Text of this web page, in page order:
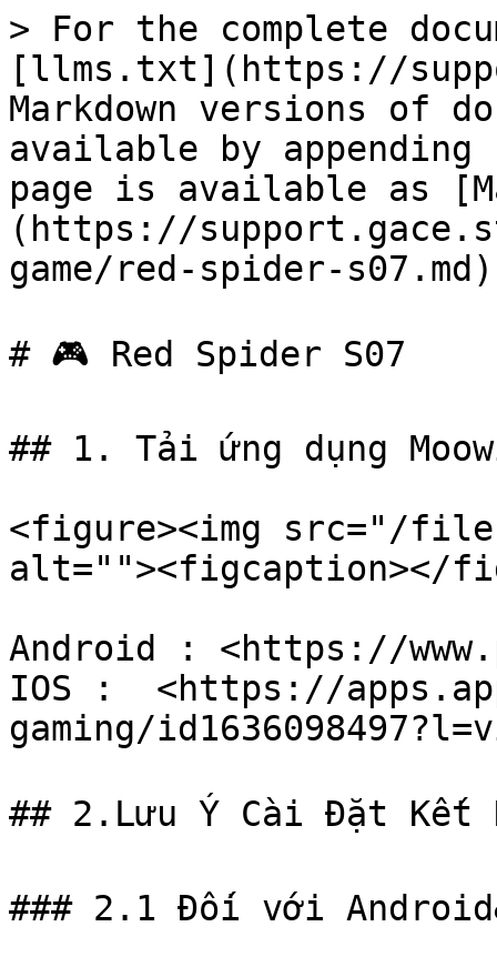
> For the complete
[llms.txt](https://
Markdown versions of
available by
page is available as
(https://
game/red-spider-
# 🎮 Red Spider S07
## 1. Tải ứng dụng
<figure><img src="/
alt=""><figcaption></
Android : <https://
IOS :  <https://
gaming/
## 2.Lưu Ý Cài Đặt Kết
### 2.1 Đối với